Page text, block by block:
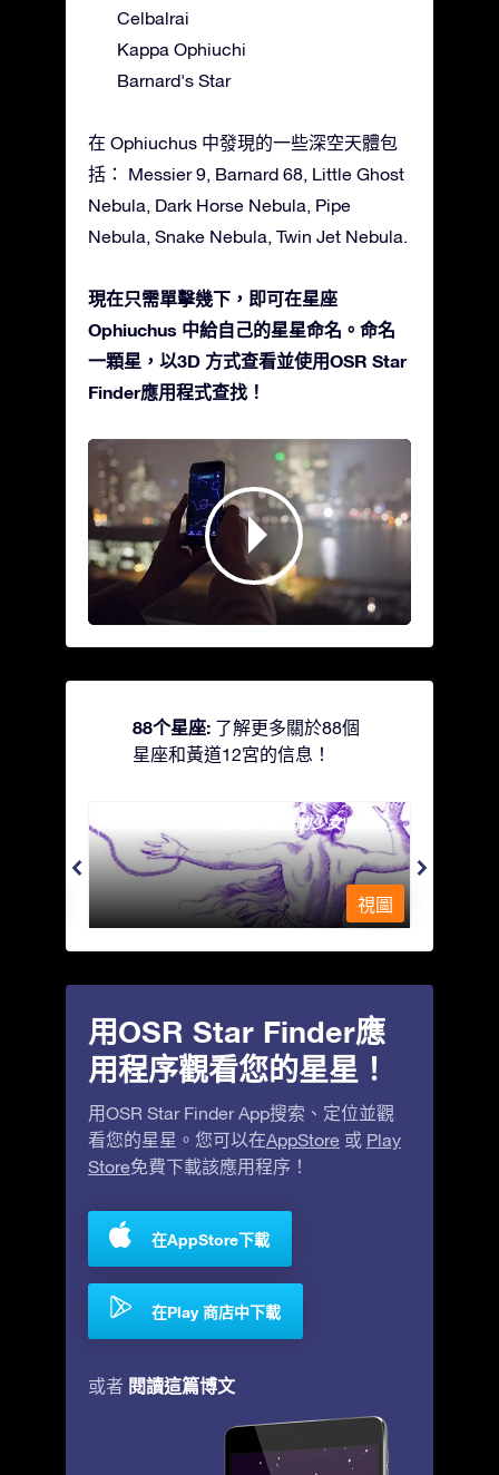
Celbalrai
Kappa Ophiuchi
Barnard's Star
在 Ophiuchus 中發現的一些深空天體包
括： Messier 9, Barnard 68, Little Ghost
Nebula, Dark Horse Nebula, Pipe
Nebula, Snake Nebula, Twin Jet Nebula.
現在只需單擊幾下，即可在星座
Ophiuchus 中給自己的星星命名。命名
一顆星，以3D 方式查看並使用OSR Star
Finder應用程式查找！
88个星座: 了解更多關於88個
星座和黃道12宮的信息！
Andromeda - 被鐵鍊鎖著的少女
視圖
用OSR Star Finder應
用程序觀看您的星星！
用OSR Star Finder App搜索、定位並觀
看您的星星。您可以在AppStore 或 Play
Store免費下載該應用程序！
在AppStore下載
在Play 商店中下載
或者 閱讀這篇博文